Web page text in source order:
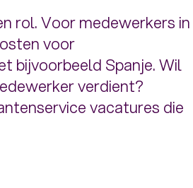
rol. Voor medewerkers in
voor
bijvoorbeeld Spanje. Wil
verdient?
vacatures die